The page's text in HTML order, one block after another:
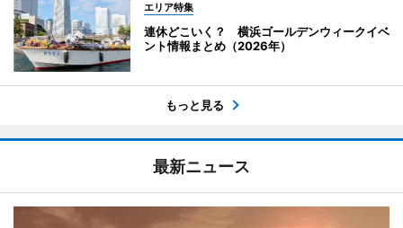
エリア特集
連休どこいく？ 横浜ゴールデンウィークイベ
ント情報まとめ（2026年）
もっと見る
最新ニュース